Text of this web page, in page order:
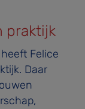
praktijk
Felice
Daar